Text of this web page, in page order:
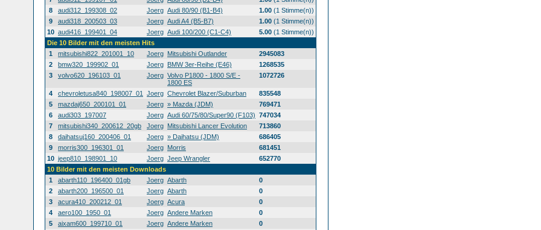
8
audi312_199308_02 Joerg Audi 80/90 (B1-B4) 1.00 (1 Stimme(n))
9
audi318_200503_03 Joerg Audi A4 (B5-B7) 1.00 (1 Stimme(n))
10 audi416_199401_04 Joerg Audi 100/200 (C1-C4) 5.00 (1 Stimme(n))
Die 10 Bilder mit den meisten Hits
1
mitsubishi822_201001_10 Joerg Mitsubishi Outlander
2945083
2
bmw320_199902_01 Joerg BMW 3er-Reihe (E46)
1268535
3
volvo620_196103_01 Joerg Volvo P1800 - 1800 S/E -
1800 ES
1072726
4 chevroletusa840_198007_01 Joerg Chevrolet Blazer/Suburban
835548
5
mazdaj650_200101_01 Joerg » Mazda (JDM)
769471
6
audi303_197007 Joerg Audi 60/75/80/Super90 (F103) 747034
7
mitsubishi340_200612_20gb Joerg Mitsubishi Lancer Evolution
713860
8
daihatsuj160_200406_01 Joerg » Daihatsu (JDM)
686405
9
morris300_196301_01 Joerg Morris
681451
10 jeep810_198901_10 Joerg Jeep Wrangler
652770
10 Bilder mit den meisten Downloads
1
abarth110_196400_01gb Joerg Abarth
0
2
abarth200_196500_01 Joerg Abarth
0
3
acura410_200212_01 Joerg Acura
0
4
aero100_1950_01 Joerg Andere Marken
0
5
aixam600_199710_01 Joerg Andere Marken 0